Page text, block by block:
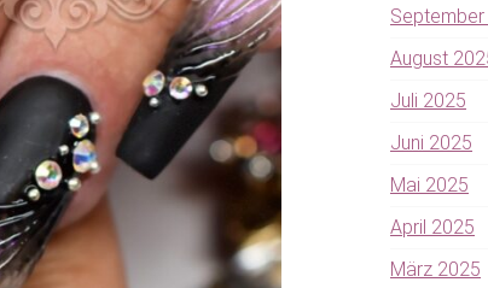
August
Juli 2025
Juni 2025
Mai 2025
April 2025
März 2025